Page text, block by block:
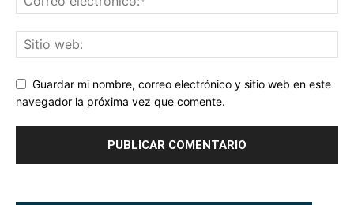
Guardar mi nombre, correo electrónico y sitio web en este
navegador la próxima vez que comente.